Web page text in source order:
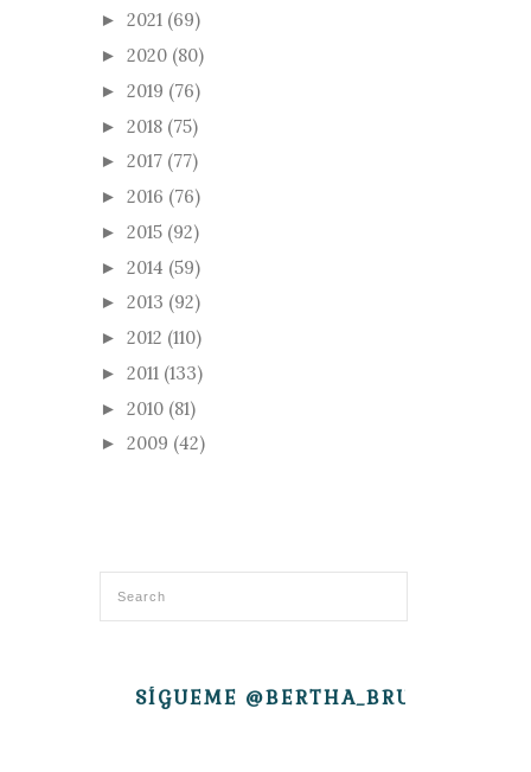
► 2021 (69)
► 2020 (80)
► 2019 (76)
► 2018 (75)
► 2017 (77)
► 2016 (76)
► 2015 (92)
► 2014 (59)
► 2013 (92)
► 2012 (110)
► 2011 (133)
► 2010 (81)
► 2009 (42)
SÍGUEME @BERTHA_BRUJITA